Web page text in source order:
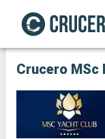
Ver las 212 fotos
Crucero MSc